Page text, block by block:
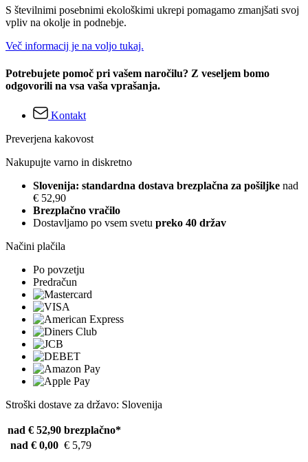
S številnimi posebnimi ekološkimi ukrepi pomagamo zmanjšati svoj
vpliv na okolje in podnebje.
Več informacij je na voljo tukaj.
Potrebujete pomoč pri vašem naročilu? Z veseljem bomo
odgovorili na vsa vaša vprašanja.
Kontakt
Preverjena kakovost
Nakupujte varno in diskretno
Slovenija: standardna dostava brezplačna za pošiljke nad
€ 52,90
Brezplačno vračilo
Dostavljamo po vsem svetu preko 40 držav
Načini plačila
Po povzetju
Predračun
Stroški dostave za državo: Slovenija
nad € 52,90 brezplačno*
nad € 0,00 € 5,79